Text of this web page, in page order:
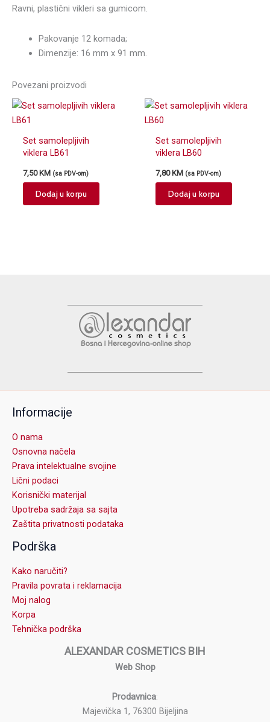
Ravni, plastični vikleri sa gumicom.
Pakovanje 12 komada;
Dimenzije: 16 mm x 91 mm.
Povezani proizvodi
Set samolepljivih
viklera LB61
7,50 KM (sa PDV-om)
Dodaj u korpu
Set samolepljivih
viklera LB60
7,80 KM (sa PDV-om)
Dodaj u korpu
Informacije
O nama
Osnovna načela
Prava intelektualne svojine
Lični podaci
Korisnički materijal
Upotreba sadržaja sa sajta
Zaštita privatnosti podataka
Podrška
Kako naručiti?
Pravila povrata i reklamacija
Moj nalog
Korpa
Tehnička podrška
ALEXANDAR COSMETICS BIH
Web Shop
Prodavnica:
Majevička 1, 76300 Bijeljina